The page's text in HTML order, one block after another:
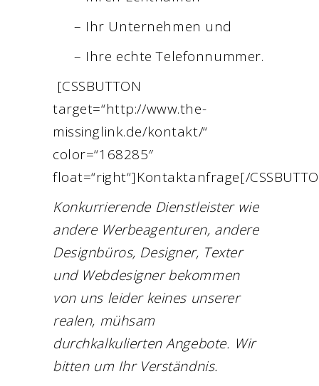
– Ihr Unternehmen und
– Ihre echte Telefonnummer.
[CSSBUTTON
target=“http://www.the-
missinglink.de/kontakt/“
color=“168285″
float=“right“]Kontaktanfrage[/
Konkurrierende Dienstleister wie
andere Werbeagenturen, andere
Designbüros, Designer, Texter
und Webdesigner bekommen
von uns leider keines unserer
realen, mühsam
durchkalkulierten Angebote. Wir
bitten um Ihr Verständnis.